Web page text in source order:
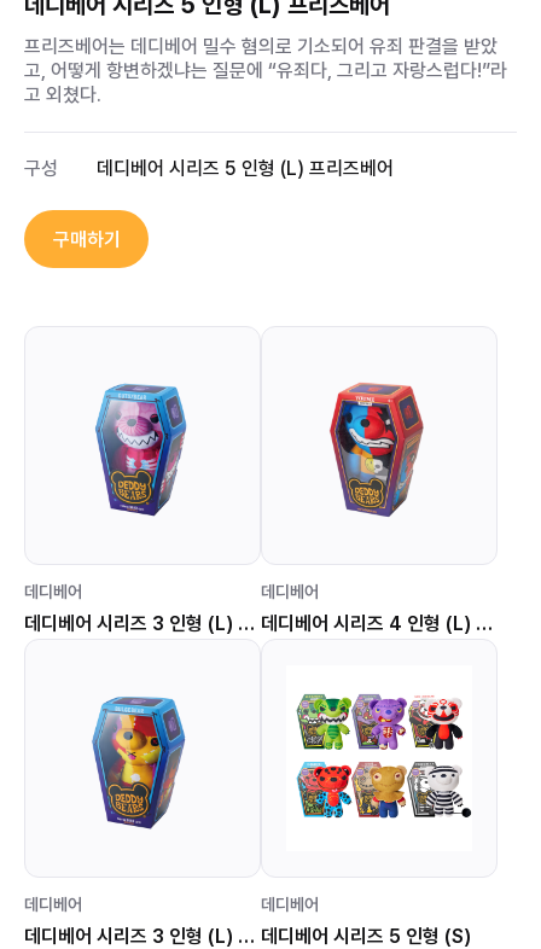
프리즈베어는 데디베어 밀수 혐의로 기소되어 유죄 판결을 받았
고, 어떻게 항변하겠냐는 질문에 “유죄다, 그리고 자랑스럽다!”라
고 외쳤다.
구성 데디베어 시리즈 5 인형 (L) 프리즈베어
구매하기
데디베어
데디베어 시리즈 3 인형 (L) 거츠베어
데디베어
데디베어 시리즈 4 인형 (L) 유미
데디베어
데디베어 시리즈 3 인형 (L) 벌지베어
데디베어
데디베어 시리즈 5 인형 (S)